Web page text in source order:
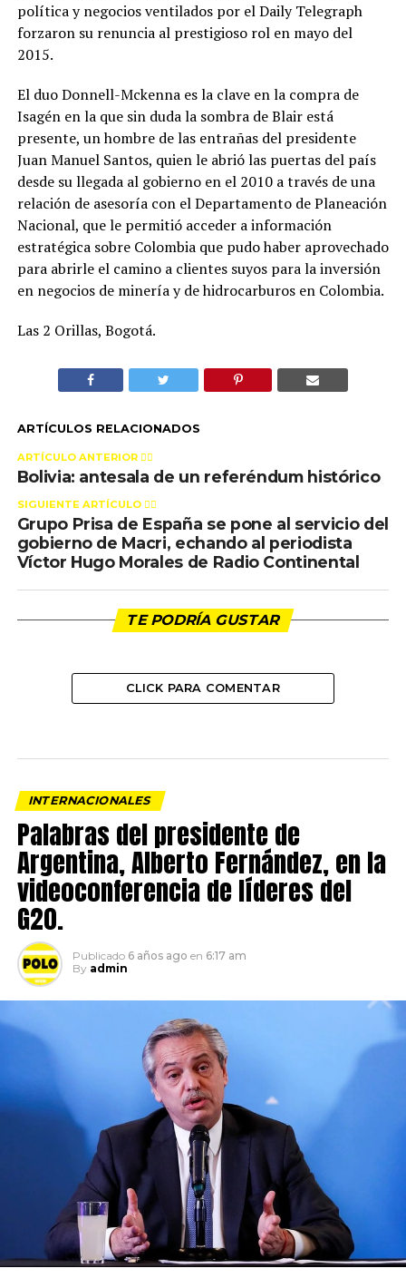
política y negocios ventilados por el Daily Telegraph
forzaron su renuncia al prestigioso rol en mayo del
2015.
El duo Donnell-Mckenna es la clave en la compra de
Isagén en la que sin duda la sombra de Blair está
presente, un hombre de las entrañas del presidente
Juan Manuel Santos, quien le abrió las puertas del país
desde su llegada al gobierno en el 2010 a través de una
relación de asesoría con el Departamento de Planeación
Nacional, que le permitió acceder a información
estratégica sobre Colombia que pudo haber aprovechado
para abrirle el camino a clientes suyos para la inversión
en negocios de minería y de hidrocarburos en Colombia.
Las 2 Orillas, Bogotá.
ARTÍCULOS RELACIONADOS
ARTÍCULO ANTERIOR 👉🏻
Bolivia: antesala de un referéndum histórico
SIGUIENTE ARTÍCULO 👈🏻
Grupo Prisa de España se pone al servicio del
gobierno de Macri, echando al periodista
Víctor Hugo Morales de Radio Continental
TE PODRÍA GUSTAR
CLICK PARA COMENTAR
INTERNACIONALES
Palabras del presidente de
Argentina, Alberto Fernández, en la
videoconferencia de líderes del
G20.
Publicado 6 años ago en 6:17 am
By admin